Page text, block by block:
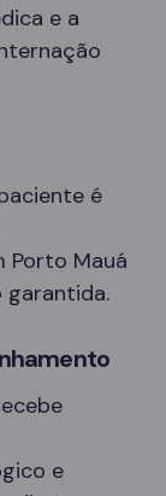
e a
é
Porto Mauá
garantida.
e